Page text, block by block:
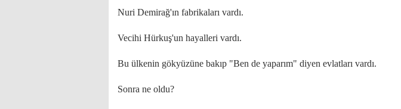
Nuri Demirağ'ın fabrikaları vardı.
Vecihi Hürkuş'un hayalleri vardı.
Bu ülkenin gökyüzüne bakıp "Ben de yaparım" diyen evlatları vardı.
Sonra ne oldu?